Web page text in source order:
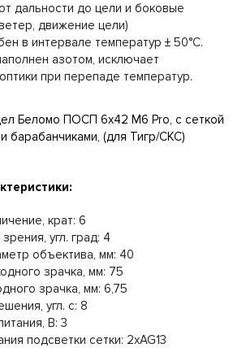
дальности до цели и боковые
движение цели)
в интервале температур ± 50°C.
азотом, исключает
при перепаде температур.
крат: 6
угл. град: 4
объектива, мм: 40
зрачка, мм: 75
зрачка, мм: 6,75
угл. с: 8
В: 3
подсветки сетки: 2хAG13